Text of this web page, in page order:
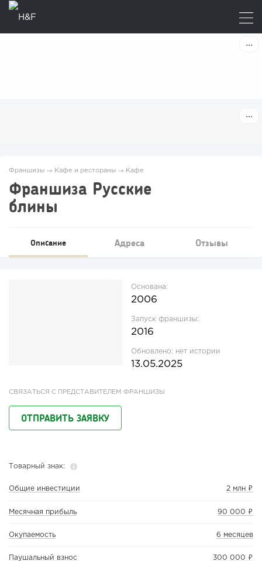
Франшизы → Кафе и рестораны → Кафе
Франшиза Русские
блины
Описание Адреса Отзывы
Основана:
2006
Запуск франшизы:
2016
Обновлено: нет истории
13.05.2025
СВЯЗАТЬСЯ С ПРЕДСТАВИТЕЛЕМ ФРАНШИЗЫ
ОТПРАВИТЬ ЗАЯВКУ
Товарный знак:
Общие инвестиции 2 млн ₽
Месячная прибыль 90 000 ₽
Окупаемость 6 месяцев
Паушальный взнос 300 000 ₽